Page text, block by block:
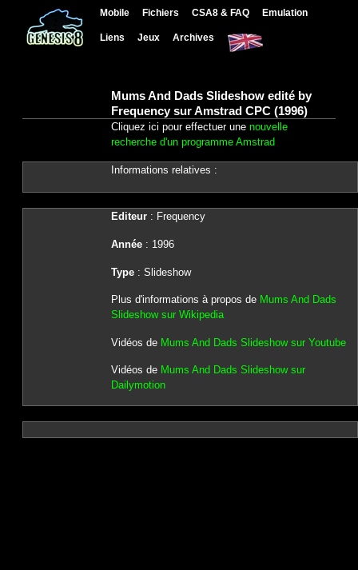
Mobile Fichiers CSA8 & FAQ Emulation
Liens Jeux Archives
Mums And Dads Slideshow edité by
Frequency sur Amstrad CPC (1996)
Cliquez ici pour effectuer une nouvelle
recherche d'un programme Amstrad
Informations relatives :
Editeur: Frequency
Année: 1996
Type: Slideshow
Plus d'informations à propos de Mums And Dads
Slideshow sur Wikipedia
Vidéos de Mums And Dads Slideshow sur Youtube
Vidéos de Mums And Dads Slideshow sur
Dailymotion